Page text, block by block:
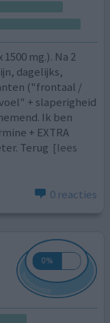
mg.). Na 2
dagelijks,
("frontaal /
+ slaperigheid
Ik ben
+ EXTRA
Terug [lees
0 reacties